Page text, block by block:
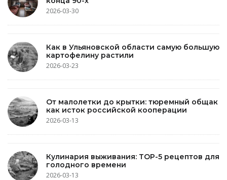
2026-03-30
Как в Ульяновской области самую большую
картофелину растили
2026-03-23
От малолетки до крытки: тюремный общак
как исток российской кооперации
2026-03-13
Кулинария выживания: TOP-5 рецептов для
голодного времени
2026-03-13